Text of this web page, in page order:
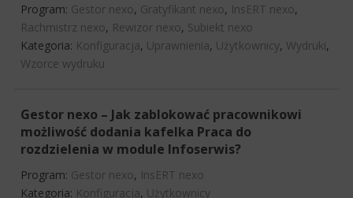
Program: Gestor nexo, Gratyfikant nexo, InsERT nexo,
Rachmistrz nexo, Rewizor nexo, Subiekt nexo
Kategoria: Konfiguracja, Uprawnienia, Użytkownicy, Wydruki,
Wzorce wydruku
Gestor nexo – Jak zablokować pracownikowi
możliwość dodania kafelka Praca do
rozdzielenia w module Infoserwis?
Program: Gestor nexo, InsERT nexo
Kategoria: Konfiguracja, Użytkownicy